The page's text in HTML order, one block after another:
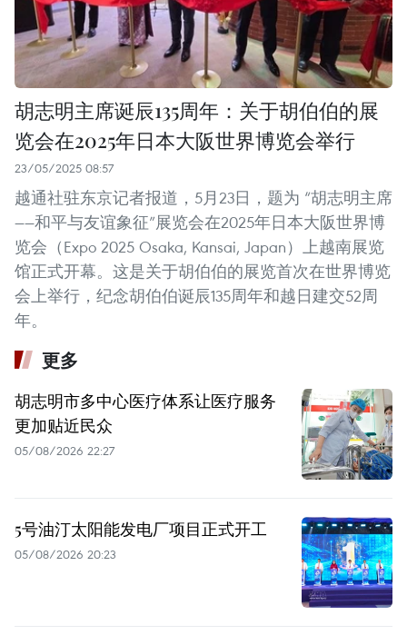
胡志明主席诞辰135周年：关于胡伯伯的展
览会在2025年日本大阪世界博览会举行
23/05/2025 08:57
越通社驻东京记者报道，5月23日，题为 “胡志明主席
——和平与友谊象征”展览会在2025年日本大阪世界博
览会（Expo 2025 Osaka, Kansai, Japan）上越南展览
馆正式开幕。这是关于胡伯伯的展览首次在世界博览
会上举行，纪念胡伯伯诞辰135周年和越日建交52周
年。
更多
胡志明市多中心医疗体系让医疗服务
更加贴近民众
05/08/2026 22:27
5号油汀太阳能发电厂项目正式开工
05/08/2026 20:23